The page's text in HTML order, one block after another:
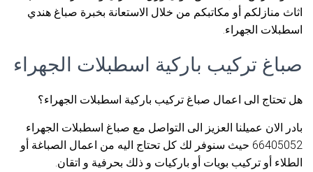
اثاث منازلكم أو مكاتبكم من خلال الاستعانة بخبرة صباغ هندي
اسطبلات الجهراء.
صباغ تركيب باركية اسطبلات الجهراء
هل تحتاج الى اعمال صباغ تركيب باركية اسطبلات الجهراء؟
بادر الان عميلنا العزيز الى التواصل مع صباغ اسطبلات الجهراء
66405052 حيث سنوفر لك كل تحتاج اليه من اعمال الصباغة أو
الطلاء أو تركيب بويات أو باركيات و ذلك بحرفية و اتقان.